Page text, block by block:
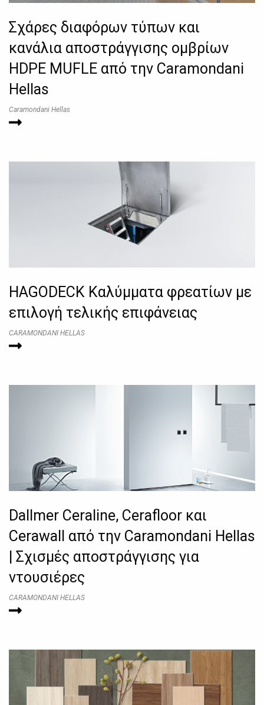
Σχάρες διαφόρων τύπων και
κανάλια αποστράγγισης ομβρίων
HDPE MUFLE από την Caramondani
Hellas
Caramondani Hellas
HAGODECK Kαλύμματα φρεατίων με
επιλογή τελικής επιφάνειας
CARAMONDANI HELLAS
Dallmer Ceraline, Cerafloor και
Cerawall από την Caramondani Hellas
| Σχισμές αποστράγγισης για
ντουσιέρες
CARAMONDANI HELLAS